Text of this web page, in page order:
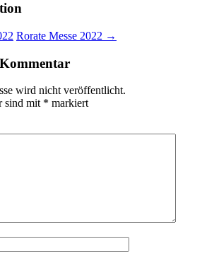
Rorate Messe 2022 →
wird nicht veröffentlicht.
sind mit * markiert